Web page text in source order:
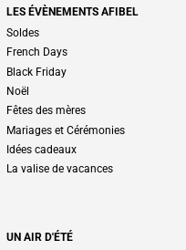
LES ÉVÈNEMENTS AFIBEL
Soldes
French Days
Black Friday
Noël
Fêtes des mères
Mariages et Cérémonies
Idées cadeaux
La valise de vacances
UN AIR D'ÉTÉ